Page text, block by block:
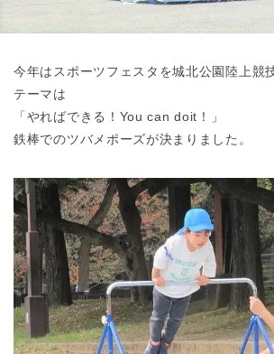
今年はスポーツフェスタを城北公園陸上競
テーマは
「やればできる！You can doit！」
鉄棒でのツバメポーズが決まりました。